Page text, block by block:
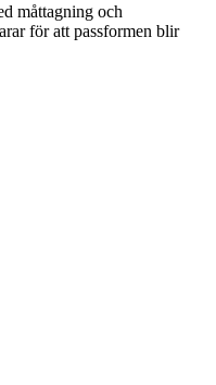
måttagning och
för att passformen blir